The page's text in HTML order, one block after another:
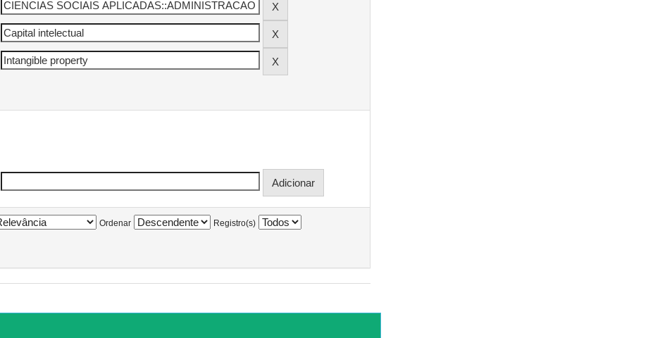
Ordenar Registro(s)